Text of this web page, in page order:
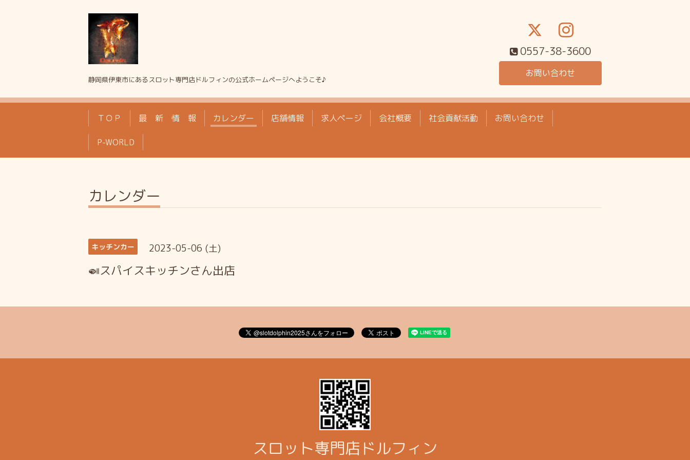
静岡県伊東市にあるスロット専門店ドルフィンの公式ホームページへようこそ♪
0557-38-3600
お問い合わせ
ＴＯＰ 最 新 情 報 カレンダー 店舗情報 求人ページ 会社概要 社会貢献活動 お問い合わせ
P-WORLD
カレンダー
キッチンカー 2023-05-06 (土)
🍛スパイスキッチンさん出店
スロット専門店ドルフィン